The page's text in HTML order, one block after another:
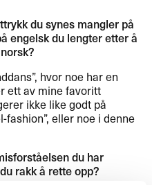
du synes mangler på
engelsk du lengter etter å
hvor noe har en
ett av mine favoritt
ikke like godt på
fashion”, eller noe i denne
du har
rakk å rette opp?